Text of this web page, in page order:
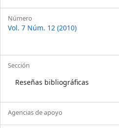
Número
Vol. 7 Núm. 12 (2010)
Sección
Reseñas bibliográficas
Agencias de apoyo